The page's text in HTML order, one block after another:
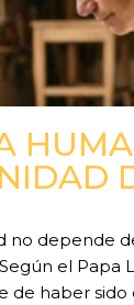
no depende
el Papa
de haber sido